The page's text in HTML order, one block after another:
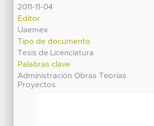
2011-11-04
Editor
Uaemex
Tipo de documento
Tesis de Licenciatura
Palabras clave
Administración Obras Teorías
Proyectos